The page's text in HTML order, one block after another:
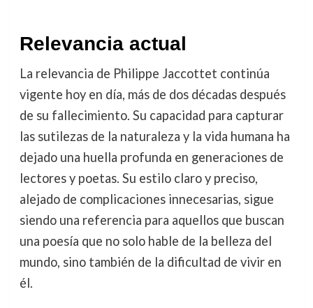
Relevancia actual
La relevancia de Philippe Jaccottet continúa
vigente hoy en día, más de dos décadas después
de su fallecimiento. Su capacidad para capturar
las sutilezas de la naturaleza y la vida humana ha
dejado una huella profunda en generaciones de
lectores y poetas. Su estilo claro y preciso,
alejado de complicaciones innecesarias, sigue
siendo una referencia para aquellos que buscan
una poesía que no solo hable de la belleza del
mundo, sino también de la dificultad de vivir en
él.